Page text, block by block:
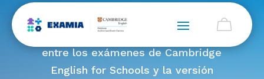
Home > Blog > ¿Cuál es la diferencia
entre los exámenes de Cambridge
English for Schools y la versión